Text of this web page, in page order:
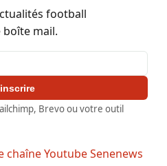
football
mail.
Brevo ou votre outil